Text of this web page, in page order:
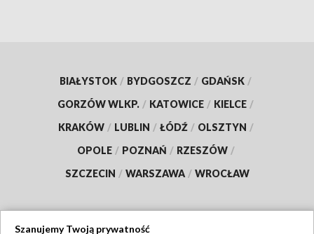
BIAŁYSTOK / BYDGOSZCZ / GDAŃSK /
GORZÓW WLKP. / KATOWICE / KIELCE /
KRAKÓW / LUBLIN / ŁÓDŹ / OLSZTYN /
OPOLE / POZNAŃ / RZESZÓW /
SZCZECIN / WARSZAWA / WROCŁAW
Szanujemy Twoją prywatność